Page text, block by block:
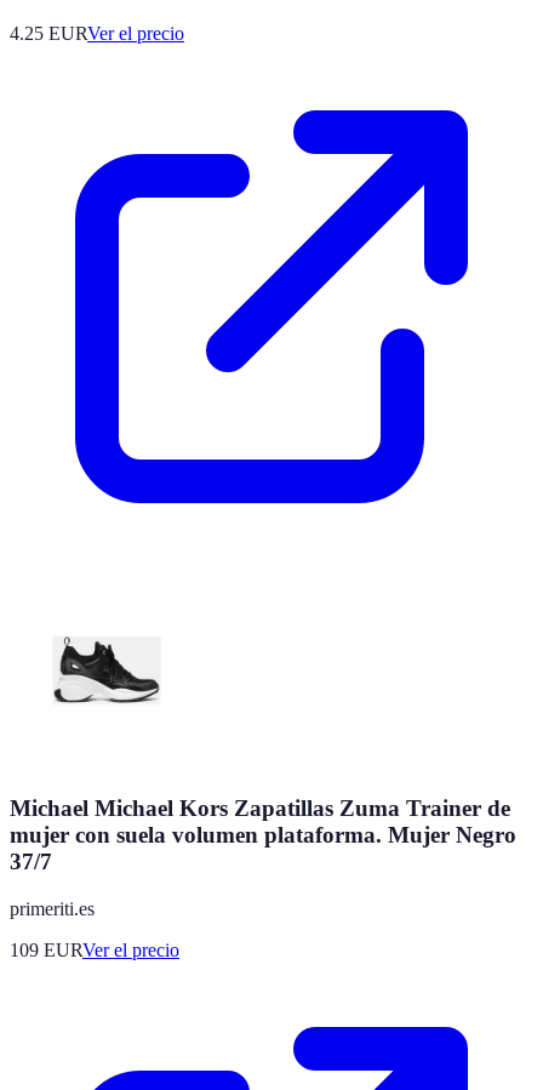
4.25 EURVer el precio
Michael Michael Kors Zapatillas Zuma Trainer de
mujer con suela volumen plataforma. Mujer Negro
37/7
primeriti.es
109 EURVer el precio